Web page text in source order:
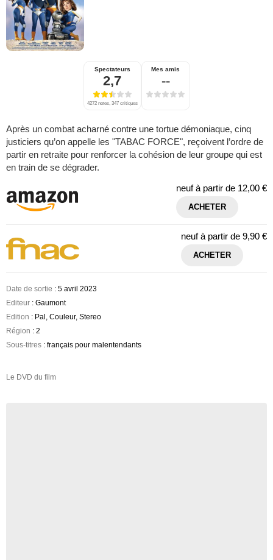
Spectateurs
2,7
4272 notes, 347 critiques
Mes amis
--
Après un combat acharné contre une tortue démoniaque, cinq
justiciers qu’on appelle les "TABAC FORCE", reçoivent l’ordre de
partir en retraite pour renforcer la cohésion de leur groupe qui est
en train de se dégrader.
neuf à partir de 12,00 €
ACHETER
neuf à partir de 9,90 €
ACHETER
Date de sortie : 5 avril 2023
Editeur : Gaumont
Edition : Pal, Couleur, Stereo
Région : 2
Sous-titres : français pour malentendants
Le DVD du film